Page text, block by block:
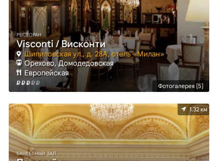
Фотогалерея [5]
РЕСТОРАН
Visconti / Висконти
Шипиловская ул., д. 28А, отель «Милан»
Орехово, Домодедовская
Европейская
1.32 км
БАНКЕТНЫЙ ЗАЛ